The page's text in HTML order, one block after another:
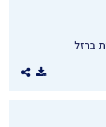
ברזל